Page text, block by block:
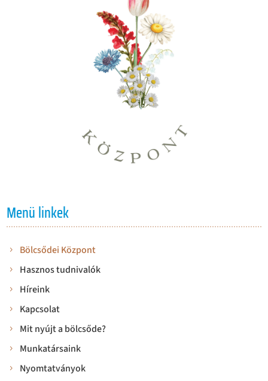
Menü linkek
Bölcsődei Központ
Hasznos tudnivalók
Híreink
Kapcsolat
Mit nyújt a bölcsőde?
Munkatársaink
Nyomtatványok